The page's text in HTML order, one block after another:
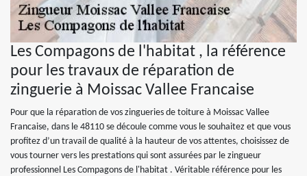
Les Compagons de l'habitat , la référence
pour les travaux de réparation de
zinguerie à Moissac Vallee Francaise
Pour que la réparation de vos zingueries de toiture à Moissac Vallee
Francaise, dans le 48110 se découle comme vous le souhaitez et que vous
profitez d’un travail de qualité à la hauteur de vos attentes, choisissez de
vous tourner vers les prestations qui sont assurées par le zingueur
professionnel Les Compagons de l'habitat . Véritable référence pour les